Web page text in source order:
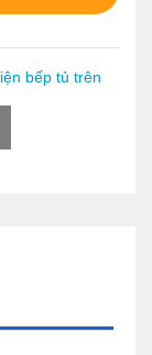
bếp tủ trên